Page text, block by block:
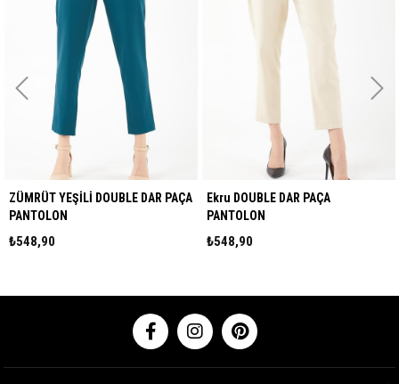
ZÜMRÜT YEŞİLİ DOUBLE DAR PAÇA
PANTOLON
₺548,90
Ekru DOUBLE DAR PAÇA
PANTOLON
₺548,90